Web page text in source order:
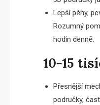
Lepší pěny,
Rozumný
hodin denně.
10-15
Přesnější
područky,